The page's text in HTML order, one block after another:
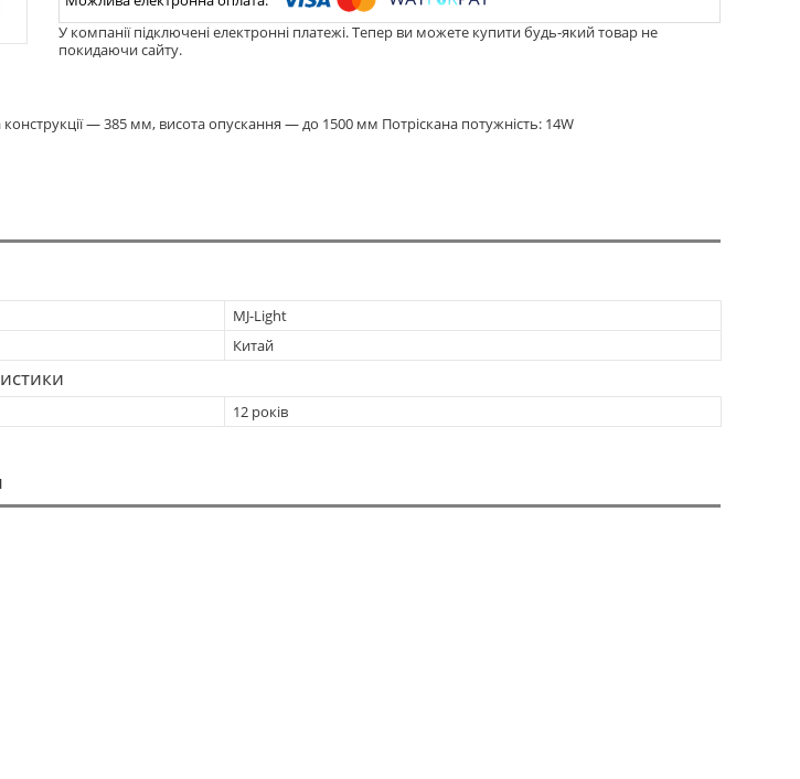
У компанії підключені електронні платежі. Тепер ви можете купити будь-який товар не
покидаючи сайту.
— 385 мм, висота опускання — до 1500 мм Потріскана потужність: 14W
MJ-Light
Китай
12 років